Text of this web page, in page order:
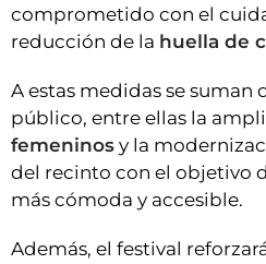
comprometido con el
reducción de la huella de
A estas medidas se suman
público, entre ellas la
femeninos y la
del recinto con el objetivo
más cómoda y accesible.
Además, el festival